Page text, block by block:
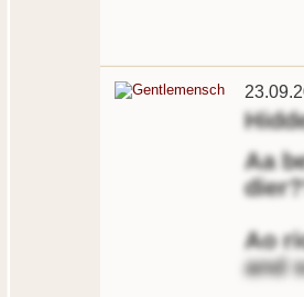
Aa
Ao
and